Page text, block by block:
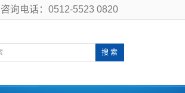
咨询电话：0512-5523 0820
搜 索